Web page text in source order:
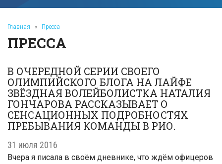
Главная » Пресса
ПРЕССА
В ОЧЕРЕДНОЙ СЕРИИ СВОЕГО
ОЛИМПИЙСКОГО БЛОГА НА ЛАЙФЕ
ЗВЁЗДНАЯ ВОЛЕЙБОЛИСТКА НАТАЛИЯ
ГОНЧАРОВА РАССКАЗЫВАЕТ О
СЕНСАЦИОННЫХ ПОДРОБНОСТЯХ
ПРЕБЫВАНИЯ КОМАНДЫ В РИО.
31 июля 2016
Вчера я писала в своём дневнике, что ждём офицеров